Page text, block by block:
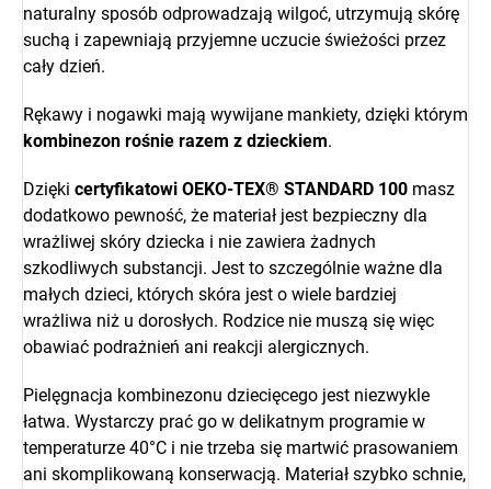
naturalny sposób odprowadzają wilgoć, utrzymują skórę
suchą i zapewniają przyjemne uczucie świeżości przez
cały dzień.
Rękawy i nogawki mają wywijane mankiety, dzięki którym
kombinezon rośnie razem z dzieckiem.
Dzięki certyfikatowi OEKO-TEX® STANDARD 100 masz
dodatkowo pewność, że materiał jest bezpieczny dla
wrażliwej skóry dziecka i nie zawiera żadnych
szkodliwych substancji. Jest to szczególnie ważne dla
małych dzieci, których skóra jest o wiele bardziej
wrażliwa niż u dorosłych. Rodzice nie muszą się więc
obawiać podrażnień ani reakcji alergicznych.
Pielęgnacja kombinezonu dziecięcego jest niezwykle
łatwa. Wystarczy prać go w delikatnym programie w
temperaturze 40°C i nie trzeba się martwić prasowaniem
ani skomplikowaną konserwacją. Materiał szybko schnie,